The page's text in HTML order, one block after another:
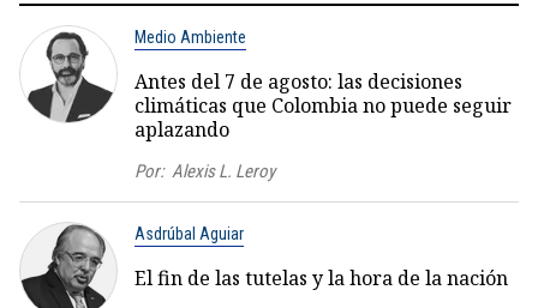
Medio Ambiente
Antes del 7 de agosto: las decisiones
climáticas que Colombia no puede seguir
aplazando
Por: Alexis L. Leroy
Asdrúbal Aguiar
El fin de las tutelas y la hora de la nación